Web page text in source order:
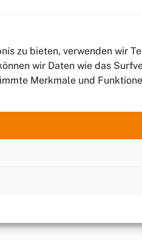
zu bieten, verwenden wir
wir Daten wie das
Merkmale und